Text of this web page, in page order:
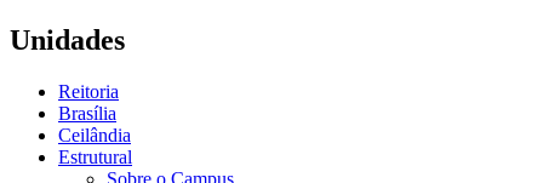
Unidades
Reitoria
Brasília
Ceilândia
Estrutural
Sobre o Campus